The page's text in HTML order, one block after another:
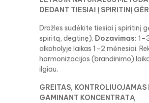
DEDANT TIESIAI Į SPIRITINĮ
Drožles sudėkite tiesiai į spiritinį
spiritą, degtinę). Dozavimas:
alkoholyje laikas 1–2 mėnesiai.
harmonizacijos (brandinimo)
ilgiau.
GREITAS, KONTROLIUOJAMAS
GAMINANT KONCENTRATĄ